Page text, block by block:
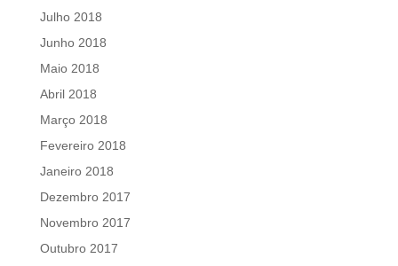
Julho 2018
Junho 2018
Maio 2018
Abril 2018
Março 2018
Fevereiro 2018
Janeiro 2018
Dezembro 2017
Novembro 2017
Outubro 2017